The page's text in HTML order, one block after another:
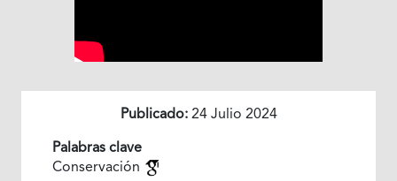
Publicado:24 Julio 2024
Palabras clave
Conservación